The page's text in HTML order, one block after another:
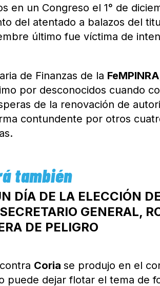
en un Congreso el 1° de
del atentado a balazos del
último fue víctima de
de Finanzas de la FeMPINRA
por desconocidos cuando
de la renovación de
contundente por otros
DÍA DE LA ELECCIÓN
GENERAL,
DE PELIGRO
Coriase produjo en el
puede dejar flotar el tema de